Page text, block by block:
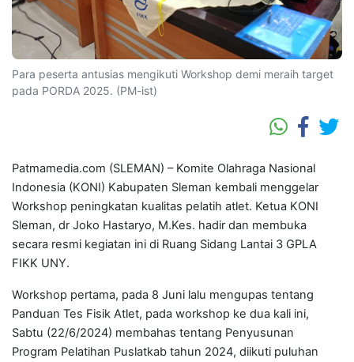
Para peserta antusias mengikuti Workshop demi meraih target
pada PORDA 2025. (PM-ist)
Patmamedia.com (SLEMAN) – Komite Olahraga Nasional
Indonesia (KONI) Kabupaten Sleman kembali menggelar
Workshop peningkatan kualitas pelatih atlet. Ketua KONI
Sleman, dr Joko Hastaryo, M.Kes. hadir dan membuka
secara resmi kegiatan ini di Ruang Sidang Lantai 3 GPLA
FIKK UNY.
Workshop pertama, pada 8 Juni lalu mengupas tentang
Panduan Tes Fisik Atlet, pada workshop ke dua kali ini,
Sabtu (22/6/2024) membahas tentang Penyusunan
Program Pelatihan Puslatkab tahun 2024, diikuti puluhan